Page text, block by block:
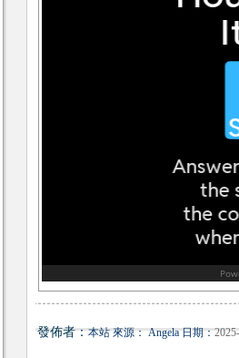
發佈者：本站 來源： Angela 日期：